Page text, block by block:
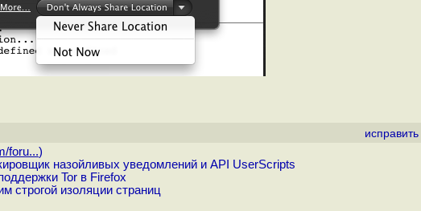
исправить
foru...)
назойливых уведомлений и API UserScripts
Tor в Firefox
строгой изоляции страниц